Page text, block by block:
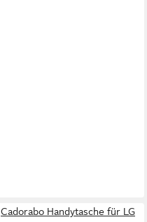
Cadorabo Handytasche für LG